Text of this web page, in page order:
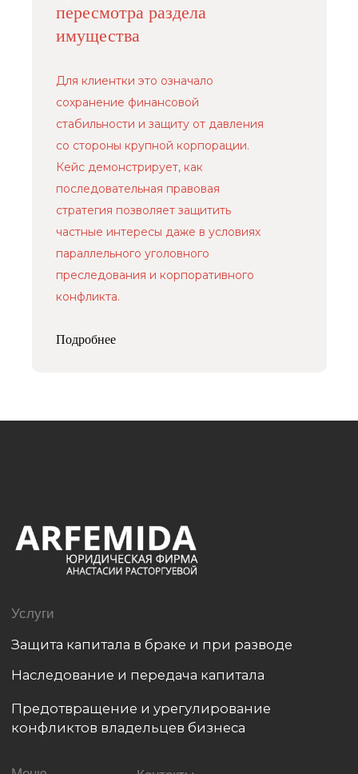
пересмотра раздела
имущества
Для клиентки это означало
сохранение финансовой
стабильности и защиту от давления
со стороны крупной корпорации.
Кейс демонстрирует, как
последовательная правовая
стратегия позволяет защитить
частные интересы даже в условиях
параллельного уголовного
преследования и корпоративного
конфликта.
Подробнее